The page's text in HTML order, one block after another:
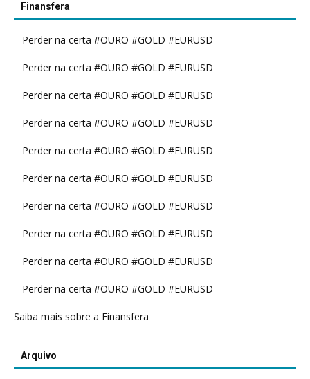
Finansfera
Perder na certa #OURO #GOLD #EURUSD
Perder na certa #OURO #GOLD #EURUSD
Perder na certa #OURO #GOLD #EURUSD
Perder na certa #OURO #GOLD #EURUSD
Perder na certa #OURO #GOLD #EURUSD
Perder na certa #OURO #GOLD #EURUSD
Perder na certa #OURO #GOLD #EURUSD
Perder na certa #OURO #GOLD #EURUSD
Perder na certa #OURO #GOLD #EURUSD
Perder na certa #OURO #GOLD #EURUSD
Saiba mais sobre a Finansfera
Arquivo